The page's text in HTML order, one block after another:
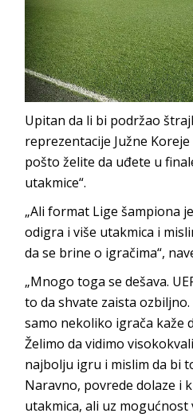
Upitan da li bi podržao
reprezentacije Južne
pošto želite da uđete u
utakmice“.
„Ali format Lige šampiona
odigra i više utakmica i
da se brine o igračima“,
„Mnogo toga se dešava.
to da shvate zaista
samo nekoliko igrača kaže
Želimo da vidimo
najbolju igru i mislim da bi
Naravno, povrede dolaze i
utakmica, ali uz mogućnost